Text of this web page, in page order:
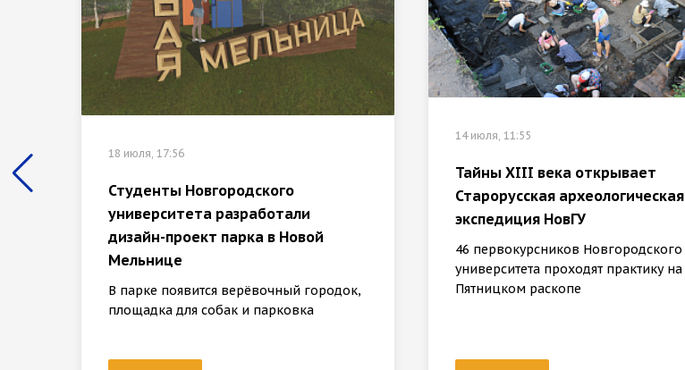
18 июля, 17:56
Студенты Новгородского
университета разработали
дизайн-проект парка в Новой
Мельнице
В парке появится верёвочный городок,
площадка для собак и парковка
14 июля, 11:55
Тайны XIII века открывает
Старорусская археологическая
экспедиция НовГУ
46 первокурсников Новгородского
университета проходят практику на
Пятницком раскопе